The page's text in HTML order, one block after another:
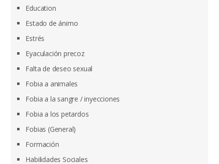
Education
Estado de ánimo
Estrés
Eyaculación precoz
Falta de deseo sexual
Fobia a animales
Fobia a la sangre / inyecciones
Fobia a los petardos
Fobias (General)
Formación
Habilidades Sociales